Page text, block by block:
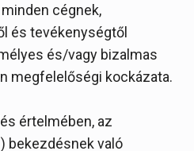
cégnek,
és tevékenységtől
és/vagy bizalmas
megfelelőségi kockázata.
értelmében, az
bekezdésnek való